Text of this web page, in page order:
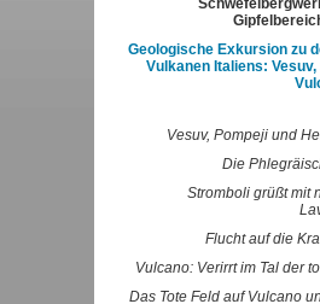
Geologische Exkursion zu
Vulkanen Italiens:
Vesuv, Pompeji und
Die
Stromboli grüßt mit
Flucht auf die
Vulcano: Verirrt im Tal der
Das Tote Feld auf Vulcano